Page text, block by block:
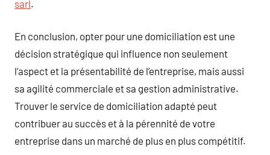
sarl.
En conclusion, opter pour une domiciliation est une
décision stratégique qui influence non seulement
l’aspect et la présentabilité de l’entreprise, mais aussi
sa agilité commerciale et sa gestion administrative.
Trouver le service de domiciliation adapté peut
contribuer au succès et à la pérennité de votre
entreprise dans un marché de plus en plus compétitif.